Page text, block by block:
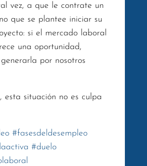
vez, a que le contrate un
que se plantee iniciar su
si el mercado laboral
una oportunidad,
por nosotros
esta situación no es culpa
#fasesdeldesempleo
#duelo